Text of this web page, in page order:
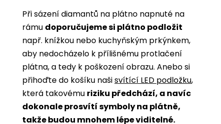
Při sázení diamantů na plátno napnuté na
rámu doporučujeme si plátno podložit
např. knížkou nebo kuchyňským prkýnkem,
aby nedocházelo k přílišnému protlačení
plátna, a tedy k poškození obrazu. Anebo si
přihoďte do košíku našisvítící LED podložku,
která takovému riziku předchází, a navíc
dokonale prosvítí symboly na plátně,
takže budou mnohem lépe viditelné.